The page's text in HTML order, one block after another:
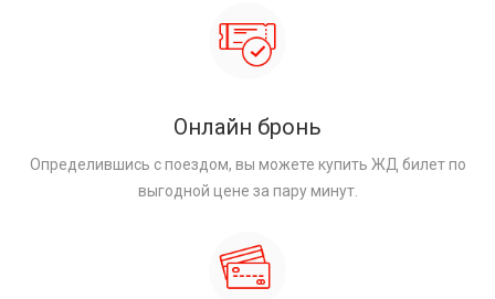
Онлайн бронь
Определившись с поездом, вы можете купить ЖД билет по
выгодной цене за пару минут.